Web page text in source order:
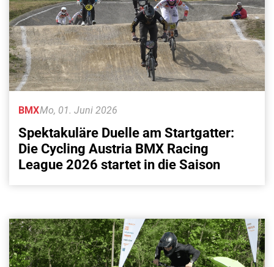
Mo, 01. Juni 2026
BMX
Spektakuläre Duelle am Startgatter:
Die Cycling Austria BMX Racing
League 2026 startet in die Saison